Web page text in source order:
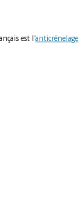
est l'anticrénelage